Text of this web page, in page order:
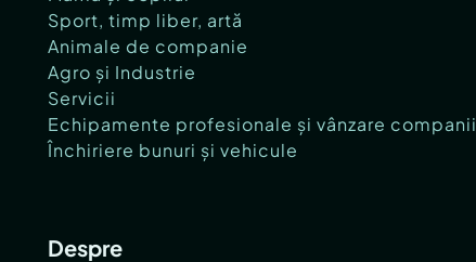
Sport, timp liber, artă
Animale de companie
Agro și Industrie
Servicii
Echipamente profesionale și vânzare companii
Închiriere bunuri și vehicule
Despre